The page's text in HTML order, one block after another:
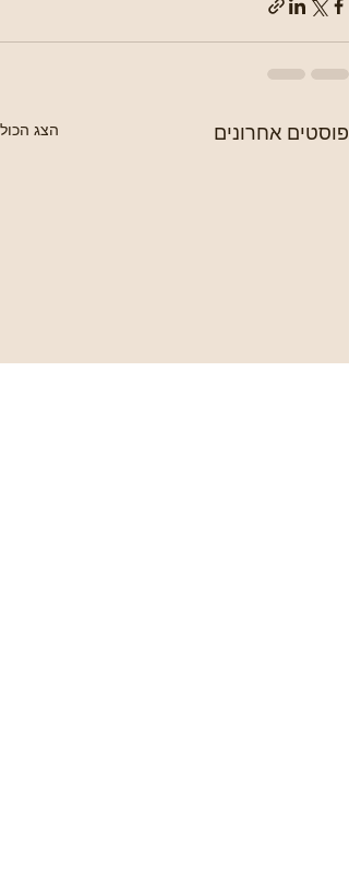
פוסטים אחרונים הצג הכול